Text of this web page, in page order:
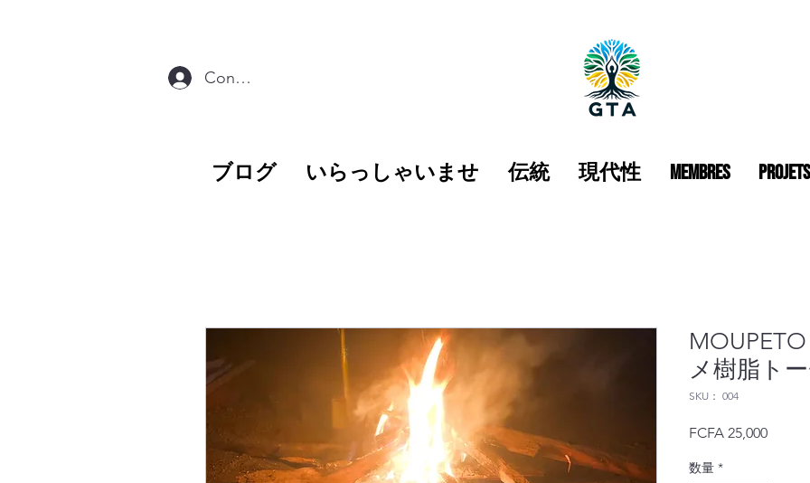
Connexion
ブログ いらっしゃいませ 伝統 現代性 Membres Projets
メ樹脂ト
SKU： 004
FCFA 25,000価
数量 *